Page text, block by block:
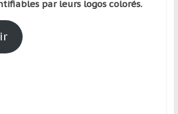
par leurs logos colorés.